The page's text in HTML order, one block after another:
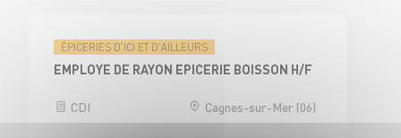
ÉPICERIES D'ICI ET D'AILLEURS
EMPLOYE DE RAYON EPICERIE BOISSON H/F
CDI Cagnes-sur-Mer (06)